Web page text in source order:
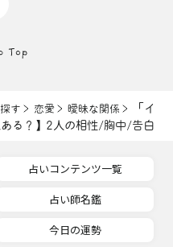
す 恋愛 曖昧な関係
「イ
る？】2人の相性/胸中/告白
占いコンテンツ一覧
占い師名鑑
今日の運勢